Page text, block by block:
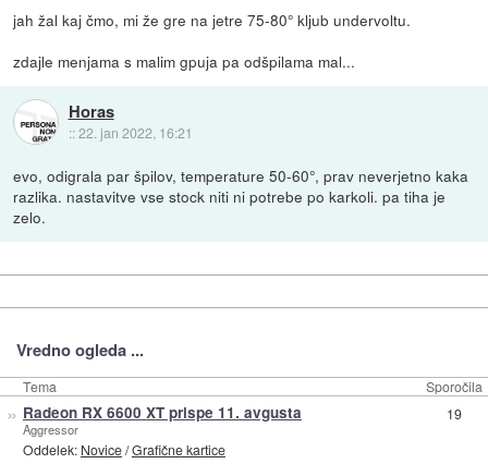
jah žal kaj čmo, mi že gre na jetre 75-80° kljub undervoltu.
zdajle menjama s malim gpuja pa odšpilama mal...
Horas
::22. jan 2022, 16:21
evo, odigrala par špilov, temperature 50-60°, prav neverjetno kaka
razlika. nastavitve vse stock niti ni potrebe po karkoli. pa tiha je
zelo.
Vredno ogleda ...
Tema Sporočila
» Radeon RX 6600 XT prispe 11. avgusta
Aggressor
Oddelek: Novice/Grafične kartice
19